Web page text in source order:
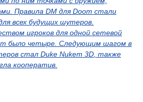
Правила DM дляDoom стали
всех будущих шутеров.
игроков для одной сетевой
было четыре. Следующим шагом в
стал Duke Nukem 3D, также
кооператив.